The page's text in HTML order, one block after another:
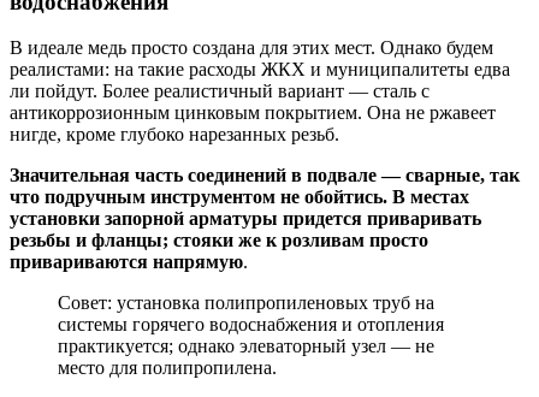
В идеале медь просто создана для этих мест. Однако будем
реалистами: на такие расходы ЖКХ и муниципалитеты едва
ли пойдут. Более реалистичный вариант — сталь с
антикоррозионным цинковым покрытием. Она не ржавеет
нигде, кроме глубоко нарезанных резьб.
Значительная часть соединений в подвале — сварные, так
что подручным инструментом не обойтись. В местах
установки запорной арматуры придется приваривать
резьбы и фланцы; стояки же к розливам просто
привариваются напрямую.
Совет: установка полипропиленовых труб на
системы горячего водоснабжения и отопления
практикуется; однако элеваторный узел — не
место для полипропилена.